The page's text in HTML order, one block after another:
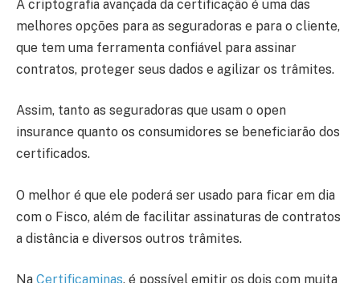
A criptografia avançada da certificação é uma das
melhores opções para as seguradoras e para o cliente,
que tem uma ferramenta confiável para assinar
contratos, proteger seus dados e agilizar os trâmites.
Assim, tanto as seguradoras que usam o open
insurance quanto os consumidores se beneficiarão dos
certificados.
O melhor é que ele poderá ser usado para ficar em dia
com o Fisco, além de facilitar assinaturas de contratos
a distância e diversos outros trâmites.
Na Certificaminas, é possível emitir os dois com muita